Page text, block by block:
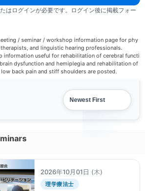
はログインが必要です。ログイン後に掲載フォー
/ seminar / workshop information page for phy
and linguistic hearing professionals.
information useful for rehabilitation of cerebral functi
dysfunction and hemiplegia and rehabilitation of
back pain and stiff shoulders are posted.
2026年10月01日 (木)
理学療法士